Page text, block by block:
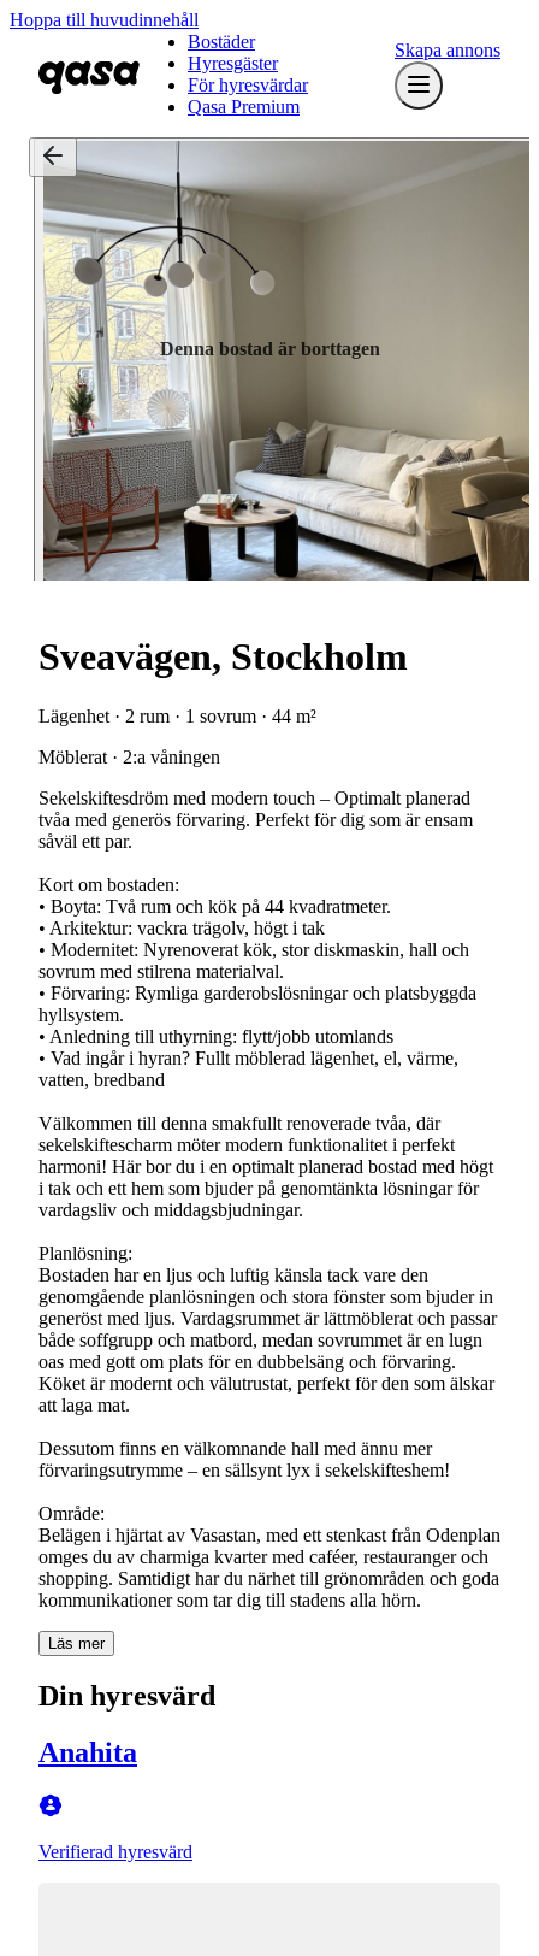
Hoppa till huvudinnehåll
Bostäder
Hyresgäster
För hyresvärdar
Qasa Premium
Skapa annons
Denna bostad är borttagen
Sveavägen, Stockholm
Lägenhet · 2 rum · 1 sovrum · 44 m²
Möblerat · 2:a våningen
Sekelskiftesdröm med modern touch – Optimalt planerad
tvåa med generös förvaring. Perfekt för dig som är ensam
såväl ett par.
Kort om bostaden:
• Boyta: Två rum och kök på 44 kvadratmeter.
• Arkitektur: vackra trägolv, högt i tak
• Modernitet: Nyrenoverat kök, stor diskmaskin, hall och
sovrum med stilrena materialval.
• Förvaring: Rymliga garderobslösningar och platsbyggda
hyllsystem.
• Anledning till uthyrning: flytt/jobb utomlands
• Vad ingår i hyran? Fullt möblerad lägenhet, el, värme,
vatten, bredband
Välkommen till denna smakfullt renoverade tvåa, där
sekelskiftescharm möter modern funktionalitet i perfekt
harmoni! Här bor du i en optimalt planerad bostad med högt
i tak och ett hem som bjuder på genomtänkta lösningar för
vardagsliv och middagsbjudningar.
Planlösning:
Bostaden har en ljus och luftig känsla tack vare den
genomgående planlösningen och stora fönster som bjuder in
generöst med ljus. Vardagsrummet är lättmöblerat och passar
både soffgrupp och matbord, medan sovrummet är en lugn
oas med gott om plats för en dubbelsäng och förvaring.
Köket är modernt och välutrustat, perfekt för den som älskar
att laga mat.
Dessutom finns en välkomnande hall med ännu mer
förvaringsutrymme – en sällsynt lyx i sekelskifteshem!
Område:
Belägen i hjärtat av Vasastan, med ett stenkast från Odenplan
omges du av charmiga kvarter med caféer, restauranger och
shopping. Samtidigt har du närhet till grönområden och goda
Läs mer
Din hyresvärd
Anahita
Verifierad hyresvärd